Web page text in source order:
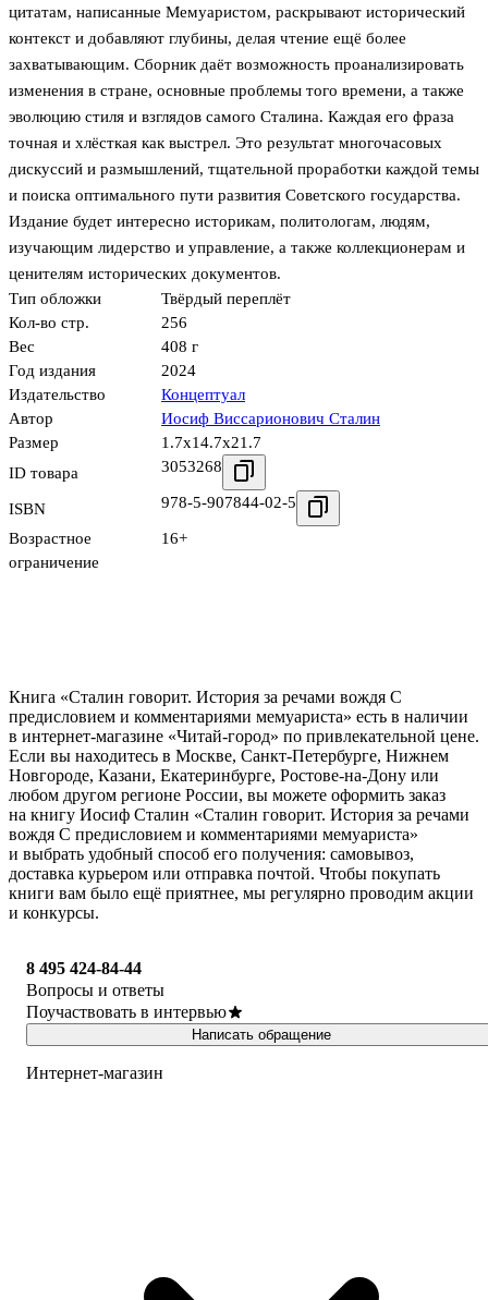
цитатам, написанные Мемуаристом, раскрывают исторический
контекст и добавляют глубины, делая чтение ещё более
захватывающим. Сборник даёт возможность проанализировать
изменения в стране, основные проблемы того времени, а также
эволюцию стиля и взглядов самого Сталина. Каждая его фраза
точная и хлёсткая как выстрел. Это результат многочасовых
дискуссий и размышлений, тщательной проработки каждой темы
и поиска оптимального пути развития Советского государства.
Издание будет интересно историкам, политологам, людям,
изучающим лидерство и управление, а также коллекционерам и
ценителям исторических документов.
Тип обложки
Твёрдый переплёт
Кол-во стр.
256
Вес
408 г
Год издания
2024
Издательство
Концептуал
Автор
Иосиф Виссарионович Сталин
Размер
1.7x14.7x21.7
ID товара
3053268
ISBN 978-5-907844-02-5
Возрастное
ограничение
16+
Книга «Сталин говорит. История за речами вождя С
предисловием и комментариями мемуариста» есть в наличии
в интернет-магазине «Читай-город» по привлекательной цене.
Если вы находитесь в Москве, Санкт-Петербурге, Нижнем
Новгороде, Казани, Екатеринбурге, Ростове-на-Дону или
любом другом регионе России, вы можете оформить заказ
на книгу Иосиф Сталин «Сталин говорит. История за речами
вождя С предисловием и комментариями мемуариста»
и выбрать удобный способ его получения: самовывоз,
доставка курьером или отправка почтой. Чтобы покупать
книги вам было ещё приятнее, мы регулярно проводим акции
и конкурсы.
8 495 424-84-44
Вопросы и ответы
Поучаствовать в интервью
Написать обращение
Интернет-магазин